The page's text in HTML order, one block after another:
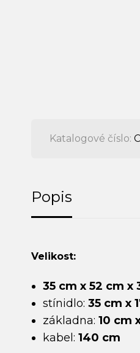
Katalogové číslo:
Popis
Velikost:
35 cm x 52 cm x
stínidlo:35 cm x
základna:10 cm
kabel:140 cm